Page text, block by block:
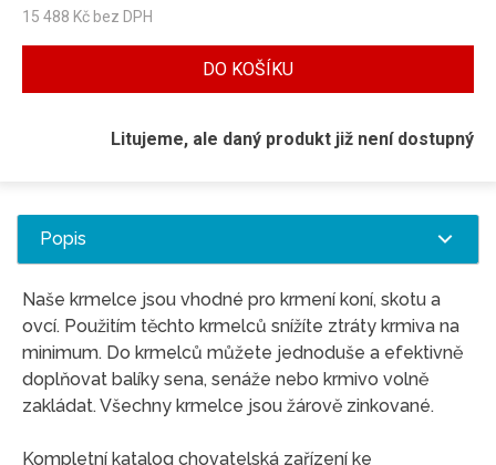
15 488 Kč bez DPH
DO KOŠÍKU
Litujeme, ale daný produkt již není dostupný
Popis
Naše krmelce jsou vhodné pro krmení koní, skotu a
ovcí. Použitím těchto krmelců snížíte ztráty krmiva na
minimum. Do krmelců můžete jednoduše a efektivně
doplňovat balíky sena, senáže nebo krmivo volně
zakládat. Všechny krmelce jsou žárově zinkované.
Kompletní katalog chovatelská zařízení ke